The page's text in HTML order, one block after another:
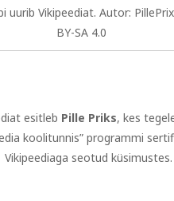
uurib Vikipeediat. Autor:
BY-SA 4.0
esitleb Pille Priks, kes
koolitunnis” programmi
seotud küsimustes.